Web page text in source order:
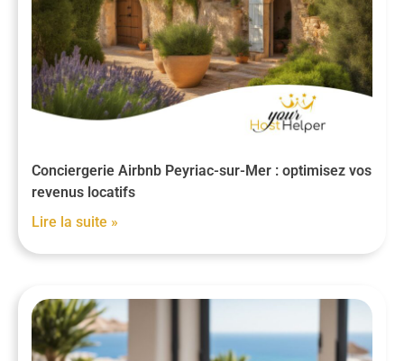
Conciergerie Airbnb Peyriac-sur-Mer : optimisez vos
revenus locatifs
Lire la suite »